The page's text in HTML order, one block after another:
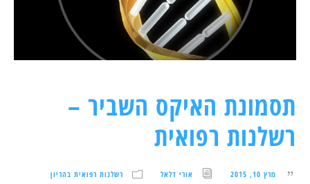
תסמונת האיקס השביר –
רשלנות רפואית
מרץ 10, 2015 אורי דלאל רשלנות רפואית בהריון